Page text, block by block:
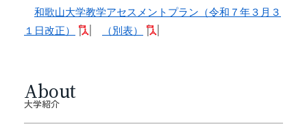
和歌山大学教学アセスメントプラン（令和７年３月３
１日改正）
（別表）
About
大学紹介